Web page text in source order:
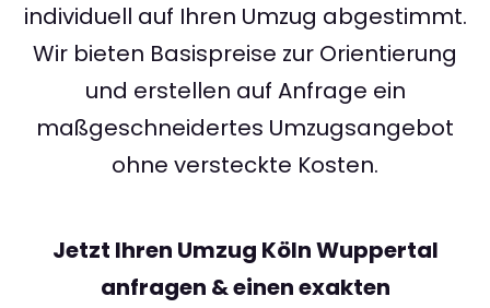
individuell auf Ihren Umzug abgestimmt.
Wir bieten Basispreise zur Orientierung
und erstellen auf Anfrage ein
maßgeschneidertes Umzugsangebot
ohne versteckte Kosten.
Jetzt Ihren Umzug Köln Wuppertal
anfragen & einen exakten